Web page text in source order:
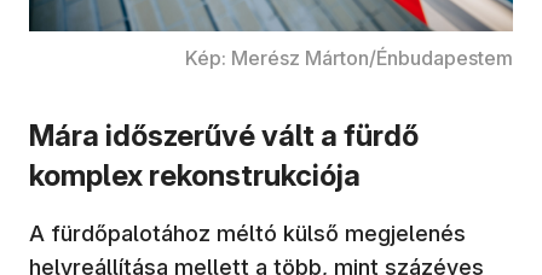
Kép: Merész Márton/Énbudapestem
Mára időszerűvé vált a fürdő
komplex rekonstrukciója
A fürdőpalotához méltó külső megjelenés
helyreállítása mellett a több, mint százéves